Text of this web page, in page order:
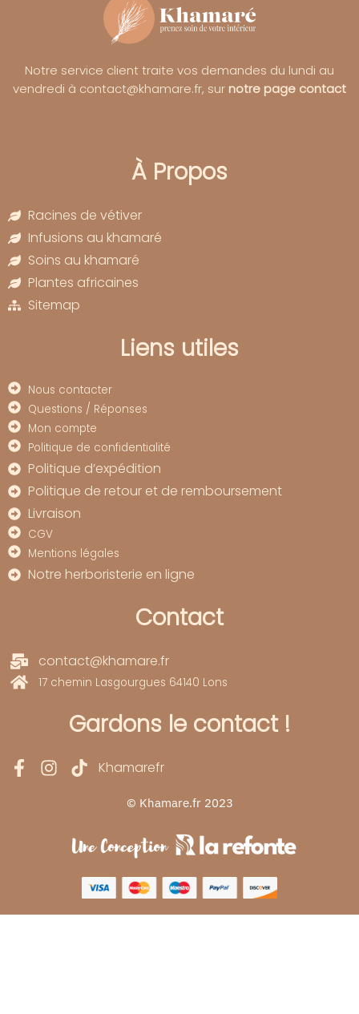
Notre service client traite vos demandes du lundi au
vendredi à contact@khamare.fr, sur notre page contact
À Propos
Racines de vétiver
Infusions au khamaré
Soins au khamaré
Plantes africaines
Sitemap
Liens utiles
Nous contacter
Questions / Réponses
Mon compte
Politique de confidentialité
Politique d’expédition
Politique de retour et de remboursement
Livraison
CGV
Mentions légales
Notre herboristerie en ligne
Contact
contact@khamare.fr
17 chemin Lasgourgues 64140 Lons
Gardons le contact !
Khamarefr
© Khamare.fr 2023